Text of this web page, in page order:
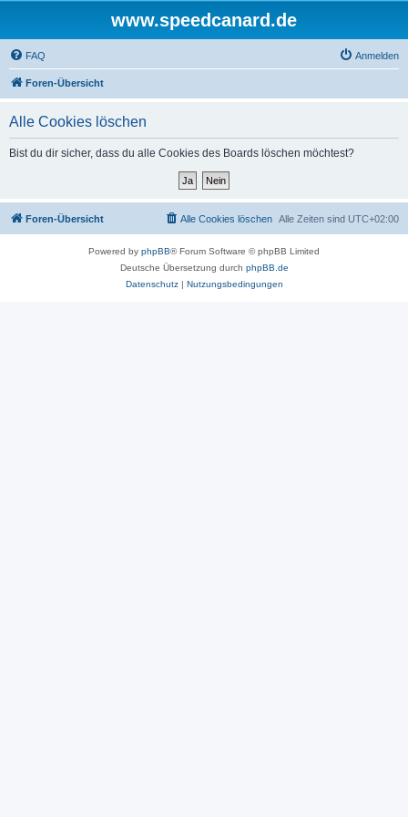
www.speedcanard.de
FAQ Anmelden
Foren-Übersicht
Alle Cookies löschen
Bist du dir sicher, dass du alle Cookies des Boards löschen möchtest?
Foren-Übersicht Alle Zeiten sind UTC+02:00
Alle Cookies löschen
Powered by phpBB® Forum Software © phpBB Limited
Deutsche Übersetzung durch phpBB.de
Datenschutz| Nutzungsbedingungen